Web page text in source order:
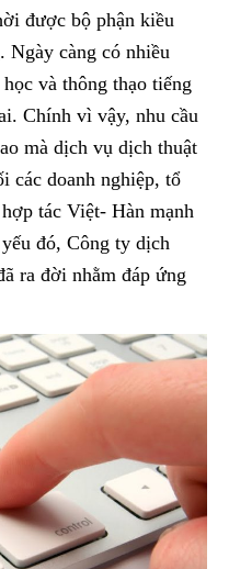
được bộ phận kiều
Ngày càng có nhiều
và thông thạo tiếng
Chính vì vậy, nhu cầu
mà dịch vụ dịch thuật
các doanh nghiệp, tổ
tác Việt- Hàn mạnh
đó, Công ty dịch
ra đời nhằm đáp ứng